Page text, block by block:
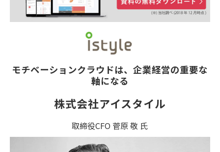
お役立ち資料
コラム記事
組織人事メディア
モチベーションクラウドは、企業経営の重要な
軸になる
株式会社アイスタイル
取締役CFO 菅原 敬 氏